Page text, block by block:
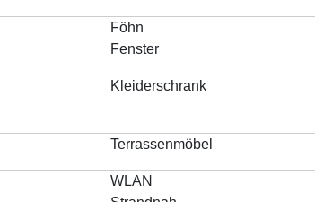
Föhn
Fenster
Kleiderschrank
Terrassenmöbel
WLAN